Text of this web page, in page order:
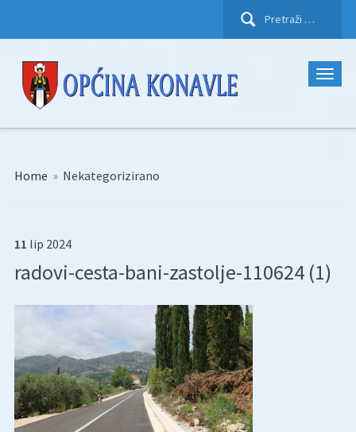
Pretraži:
Home » Nekategorizirano
11 lip 2024
radovi-cesta-bani-zastolje-110624 (1)